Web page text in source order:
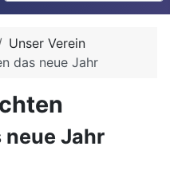
Unser Verein
das neue Jahr
Jahr